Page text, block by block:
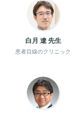
白月 遼 先生
患者目線のクリニック